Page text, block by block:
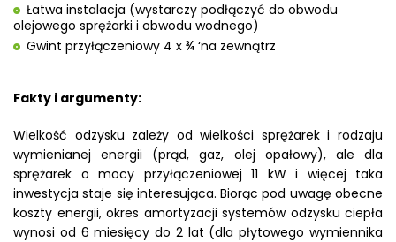
Łatwa instalacja (wystarczy podłączyć do obwodu
olejowego sprężarki i obwodu wodnego)
Gwint przyłączeniowy 4 x ¾ ‘na zewnątrz
Fakty i argumenty:
Wielkość odzysku zależy od wielkości sprężarek i rodzaju
wymienianej energii (prąd, gaz, olej opałowy), ale dla
sprężarek o mocy przyłączeniowej 11 kW i więcej taka
inwestycja staje się interesująca. Biorąc pod uwagę obecne
koszty energii, okres amortyzacji systemów odzysku ciepła
wynosi od 6 miesięcy do 2 lat (dla płytowego wymiennika